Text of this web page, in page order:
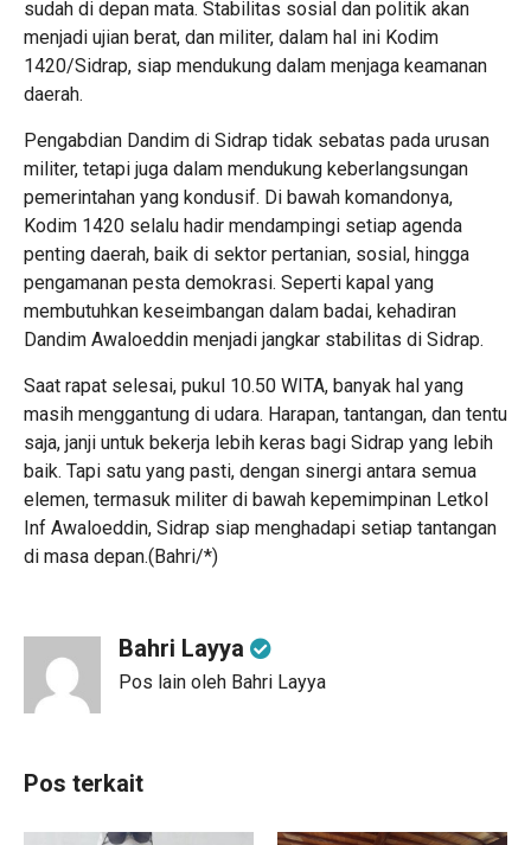
sudah di depan mata. Stabilitas sosial dan politik akan
menjadi ujian berat, dan militer, dalam hal ini Kodim
1420/Sidrap, siap mendukung dalam menjaga keamanan
daerah.
Pengabdian Dandim di Sidrap tidak sebatas pada urusan
militer, tetapi juga dalam mendukung keberlangsungan
pemerintahan yang kondusif. Di bawah komandonya,
Kodim 1420 selalu hadir mendampingi setiap agenda
penting daerah, baik di sektor pertanian, sosial, hingga
pengamanan pesta demokrasi. Seperti kapal yang
membutuhkan keseimbangan dalam badai, kehadiran
Dandim Awaloeddin menjadi jangkar stabilitas di Sidrap.
Saat rapat selesai, pukul 10.50 WITA, banyak hal yang
masih menggantung di udara. Harapan, tantangan, dan tentu
saja, janji untuk bekerja lebih keras bagi Sidrap yang lebih
baik. Tapi satu yang pasti, dengan sinergi antara semua
elemen, termasuk militer di bawah kepemimpinan Letkol
Inf Awaloeddin, Sidrap siap menghadapi setiap tantangan
di masa depan.(Bahri/*)
Bahri Layya
Pos lain oleh Bahri Layya
Pos terkait